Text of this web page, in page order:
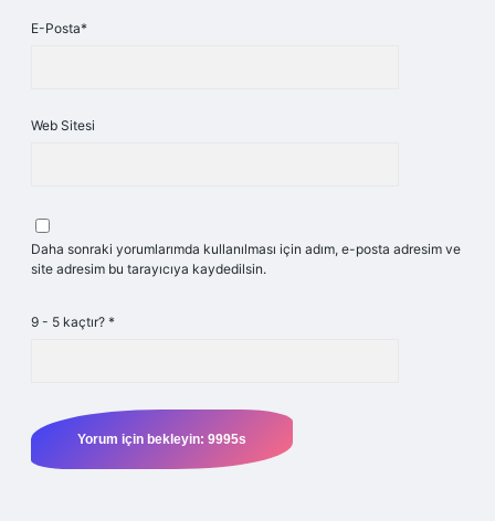
E-Posta*
Web Sitesi
Daha sonraki yorumlarımda kullanılması için adım, e-posta adresim ve
site adresim bu tarayıcıya kaydedilsin.
9 - 5 kaçtır? *